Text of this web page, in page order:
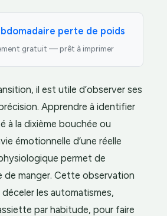
perte de poids
gratuit — prêt à imprimer
il est utile d’observer ses
Apprendre à identifier
à la dixième bouchée ou
émotionnelle d’une réelle
permet de
de manger. Cette observation
les automatismes,
par habitude, pour faire